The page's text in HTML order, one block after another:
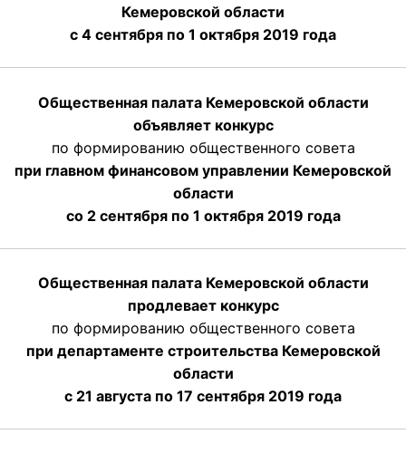
Кемеровской области
с 4 сентября по 1 октября 2019 года
Общественная палата Кемеровской области
объявляет конкурс
по формированию общественного совета
при главном финансовом управлении Кемеровской
области
со 2 сентября по 1 октября 2019 года
Общественная палата Кемеровской области
продлевает конкурс
по формированию общественного совета
при департаменте строительства Кемеровской
области
с 21 августа по 17 сентября 2019 года